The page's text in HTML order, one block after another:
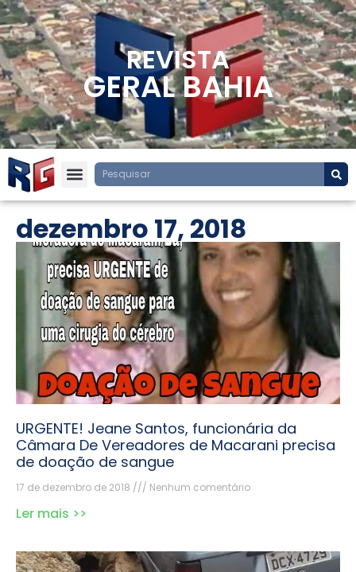
REVISTA
GERAL BAHIA
dezembro 17, 2018
URGENTE! Jeane Santos, funcionária da
Câmara De Vereadores de Macarani precisa
de doação de sangue
17 de dezembro de 2018 Nenhum comentário
Ler mais >>